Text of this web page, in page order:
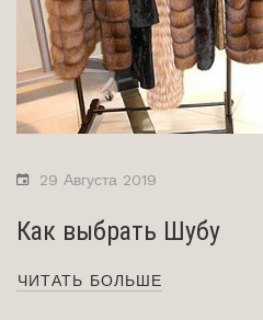
29 Августа 2019
Как выбрать Шубу
ЧИТАТЬ БОЛЬШЕ